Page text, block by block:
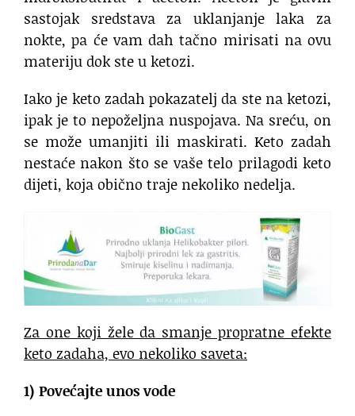
sastojak sredstava za uklanjanje laka za
nokte, pa će vam dah tačno mirisati na ovu
materiju dok ste u ketozi.
Iako je keto zadah pokazatelj da ste na ketozi,
ipak je to nepoželjna nuspojava. Na sreću, on
se može umanjiti ili maskirati. Keto zadah
nestaće nakon što se vaše telo prilagodi keto
dijeti, koja obično traje nekoliko nedelja.
Za one koji žele da smanje propratne efekte
keto zadaha, evo nekoliko saveta:
1) Povećajte unos vode